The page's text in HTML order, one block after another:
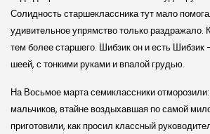
Солидность старшеклассника тут мало
удивительное упрямство только раздражало.
тем более старшего. Шибзик он и есть
шеей, с тонкими руками и впалой грудью.
На Восьмое марта семиклассники
мальчиков, втайне воздыхавшая по самой
приготовили, как просил классный